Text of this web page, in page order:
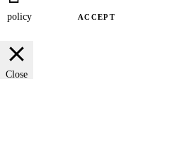
policy ACCEPT
Close